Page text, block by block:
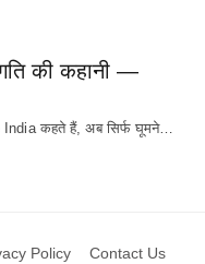
की कहानी —
India कहते हैं, अब सिर्फ घूमने…
Policy Contact Us